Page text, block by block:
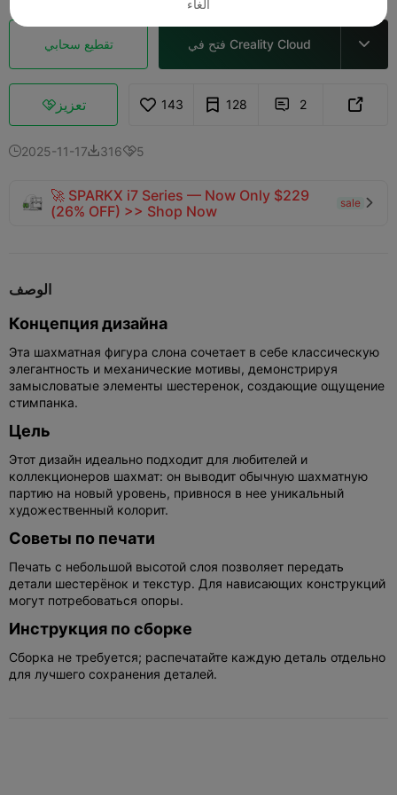
تقطيع سحابي فتح في Creality Cloud 
تعزيز 143 128  2 
2025-11-173165
🚀 SPARKX i7 Series — Now Only $229
(26% OFF) >> Shop Now
sale 
الوصف
Концепция дизайна
Эта шахматная фигура слона сочетает в себе классическую
элегантность и механические мотивы, демонстрируя
замысловатые элементы шестеренок, создающие ощущение
стимпанка.
Цель
Этот дизайн идеально подходит для любителей и
коллекционеров шахмат: он выводит обычную шахматную
партию на новый уровень, привнося в нее уникальный
художественный колорит.
Советы по печати
Печать с небольшой высотой слоя позволяет передать
детали шестерёнок и текстур. Для нависающих конструкций
могут потребоваться опоры.
Инструкция по сборке
Сборка не требуется; распечатайте каждую деталь отдельно
для лучшего сохранения деталей.
الغاء